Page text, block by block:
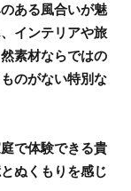
ある風合いが魅
インテリアや旅
素材ならではの
のがない特別な
で体験できる貴
ぬくもりを感じ